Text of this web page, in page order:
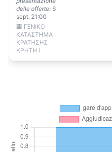
delle offerte: 6
sept. 21:00
🏢 ΓΕΝΙΚΟ
ΚΑΤΑΣΤΗΜΑ
ΚΡΑΤΗΣΗΣ
ΚΡΗΤΗ Ι